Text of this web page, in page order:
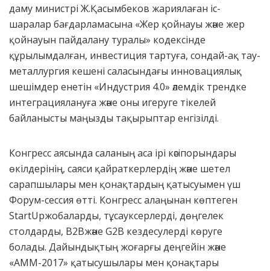
даму министрі Ж.Қасымбеков жариялаған іс-
шаралар бағдарламасына «Жер қойнауы және жер
қойнауын пайдалану туралы» кодексінде
құрылымдалған, инвестиция тартуға, сондай-ақ тау-
металлургия кешені саласындағы инновациялық
шешімдер енетін «Индустрия 4.0» әлемдік трендке
интеграциялануға және оны игеруге тікелей
байланысты маңызды тақырыптар енгізілді.
Конгресс аясында саланың аса ірі кәсіпорындары
өкілдерінің, саяси қайраткерлердің және шетел
сарапшылары мен қонақтардың қатысуымен үш
Форум-сессия өтті. Конгресс алаңынан көптеген
StartUpжобаларды, тұсауксерлерді, дөңгелек
столдарды, B2Bжәне G2B кездесулерді көруге
болады. Дайындықтың жоғарғы деңгейін және
«АММ-2017» қатысушылары мен қонақтары